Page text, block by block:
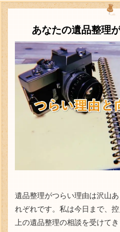
あなたの遺品整理
遺品整理がつらい理由は沢山
れぞれです。私は今日まで、
上の遺品整理の相談を受けてき